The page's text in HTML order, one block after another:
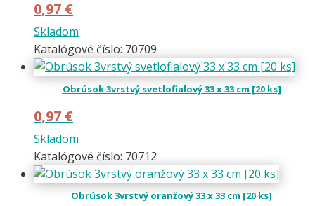
0,97 €
Skladom
Katalógové číslo: 70709
Obrúsok 3vrstvý svetlofialový 33 x 33 cm [20 ks]
0,97 €
Skladom
Katalógové číslo: 70712
Obrúsok 3vrstvý oranžový 33 x 33 cm [20 ks]